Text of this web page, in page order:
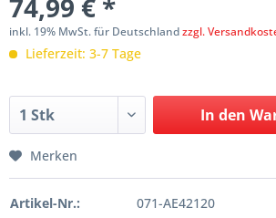
74,99 € *
inkl. 19% MwSt. für Deutschlandzzgl.
Lieferzeit: 3-7 Tage
In den
Merken
Artikel-Nr.:
071-AE42120